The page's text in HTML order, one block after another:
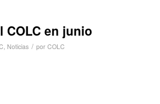
COLC en junio
, Noticias / por COLC